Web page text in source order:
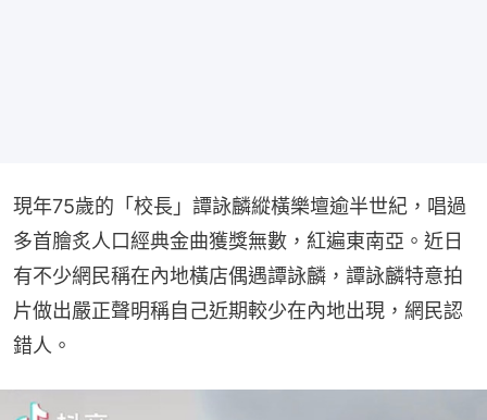
現年75歲的「校長」譚詠麟縱橫樂壇逾半世紀，唱過
多首膾炙人口經典金曲獲獎無數，紅遍東南亞。近日
有不少網民稱在內地橫店偶遇譚詠麟，譚詠麟特意拍
片做出嚴正聲明稱自己近期較少在內地出現，網民認
錯人。